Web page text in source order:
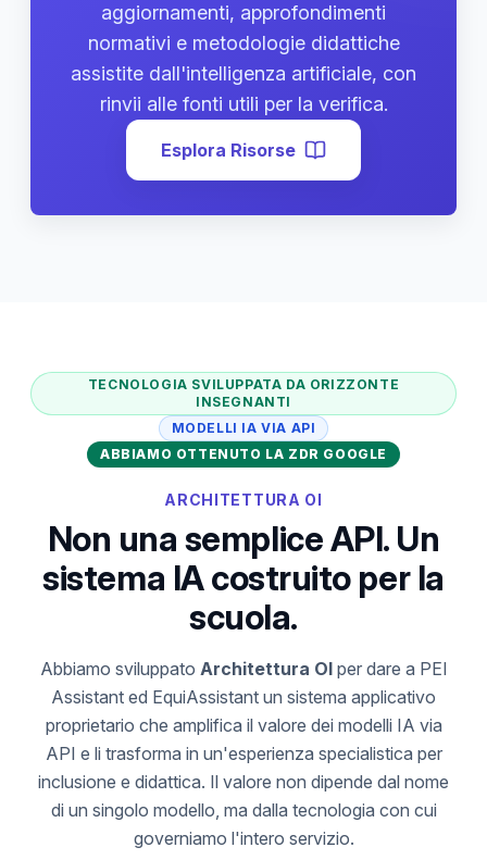
aggiornamenti, approfondimenti
normativi e metodologie didattiche
assistite dall'intelligenza artificiale, con
rinvii alle fonti utili per la verifica.
Esplora Risorse
TECNOLOGIA SVILUPPATA DA ORIZZONTE
INSEGNANTI
MODELLI IA VIA API
ABBIAMO OTTENUTO LA ZDR GOOGLE
ARCHITETTURA OI
Non una semplice API. Un
sistema IA costruito per la
scuola.
Abbiamo sviluppato Architettura OIper dare a PEI
Assistant ed EquiAssistant un sistema applicativo
proprietario che amplifica il valore dei modelli IA via
API e li trasforma in un'esperienza specialistica per
inclusione e didattica. Il valore non dipende dal nome
di un singolo modello, ma dalla tecnologia con cui
governiamo l'intero servizio.